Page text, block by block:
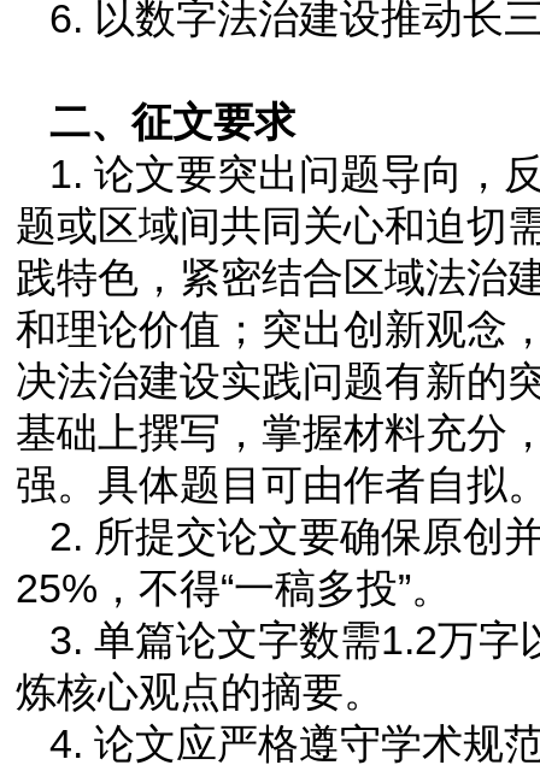
6. 以数字法治建设推动长
二、征文要求
1. 论文要突出问题导向，
题或区域间共同关心和迫切
践特色，紧密结合区域法治
和理论价值；突出创新观念
决法治建设实践问题有新的
基础上撰写，掌握材料充分
强。具体题目可由作者自拟
2. 所提交论文要确保原创
25%，不得“一稿多投”。
3. 单篇论文字数需1.2万
炼核心观点的摘要。
4. 论文应严格遵守学术规